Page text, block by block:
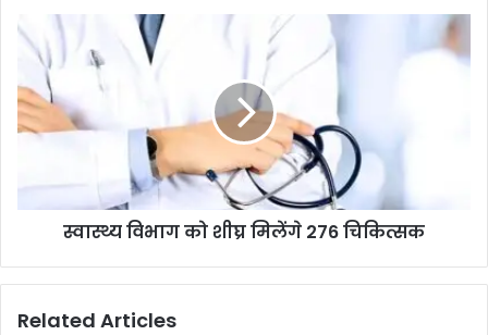
स्वास्थ्य विभाग को शीघ्र मिलेंगे 276 चिकित्सक
Related Articles